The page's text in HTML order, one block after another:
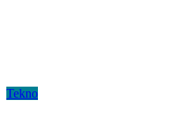
Tekno